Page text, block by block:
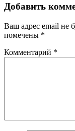
Добавить
Ваш адрес email не
помечены *
Комментарий *